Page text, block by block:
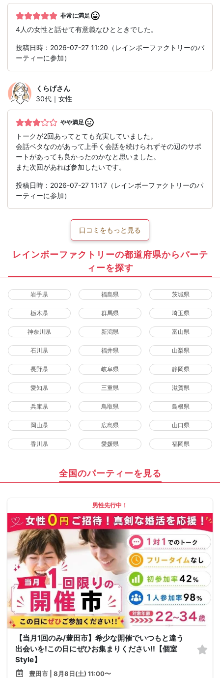
非常に満足
4人の女性と話せて有意義なひとときでした。
投稿日時：2026-07-27 11:20（レインボーファクトリーのパ
ーティーに参加）
くらげさん
30代｜女性
やや満足
トークが2回あってとても充実していました。
会話ベタなのがあって上手く会話を続けられずその辺のサポ
ートがあっても良かったのかなと思いました。
また次回があれば参加したいです。
投稿日時：2026-07-27 11:17（レインボーファクトリーのパ
ーティーに参加）
口コミをもっと見る
レインボーファクトリーの都道府県からパーテ
ィーを探す
岩手県 福島県 茨城県
栃木県 群馬県 埼玉県
神奈川県 新潟県 富山県
石川県 福井県 山梨県
長野県 岐阜県 静岡県
愛知県 三重県 滋賀県
兵庫県 鳥取県 島根県
岡山県 広島県 山口県
香川県 愛媛県 福岡県
全国のパーティーを見る
男性先行中！
【当月1回のみ/豊田市】希少な開催でいつもと違う
出会いを!この日にぜひお集まりください!!【個室
Style】
豊田市 | 8月8日(土) 11:00〜